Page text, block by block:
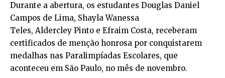
Durante a abertura, os estudantes Douglas Daniel
Campos de Lima, Shayla Wanessa
Teles, Aldercley Pinto e Efraim Costa, receberam
certificados de menção honrosa por conquistarem
medalhas nas Paralimpíadas Escolares, que
aconteceu em São Paulo, no mês de novembro.